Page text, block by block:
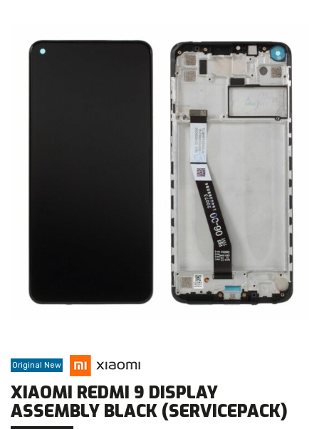
Original New
XIAOMI REDMI 9 DISPLAY
ASSEMBLY BLACK (SERVICEPACK)